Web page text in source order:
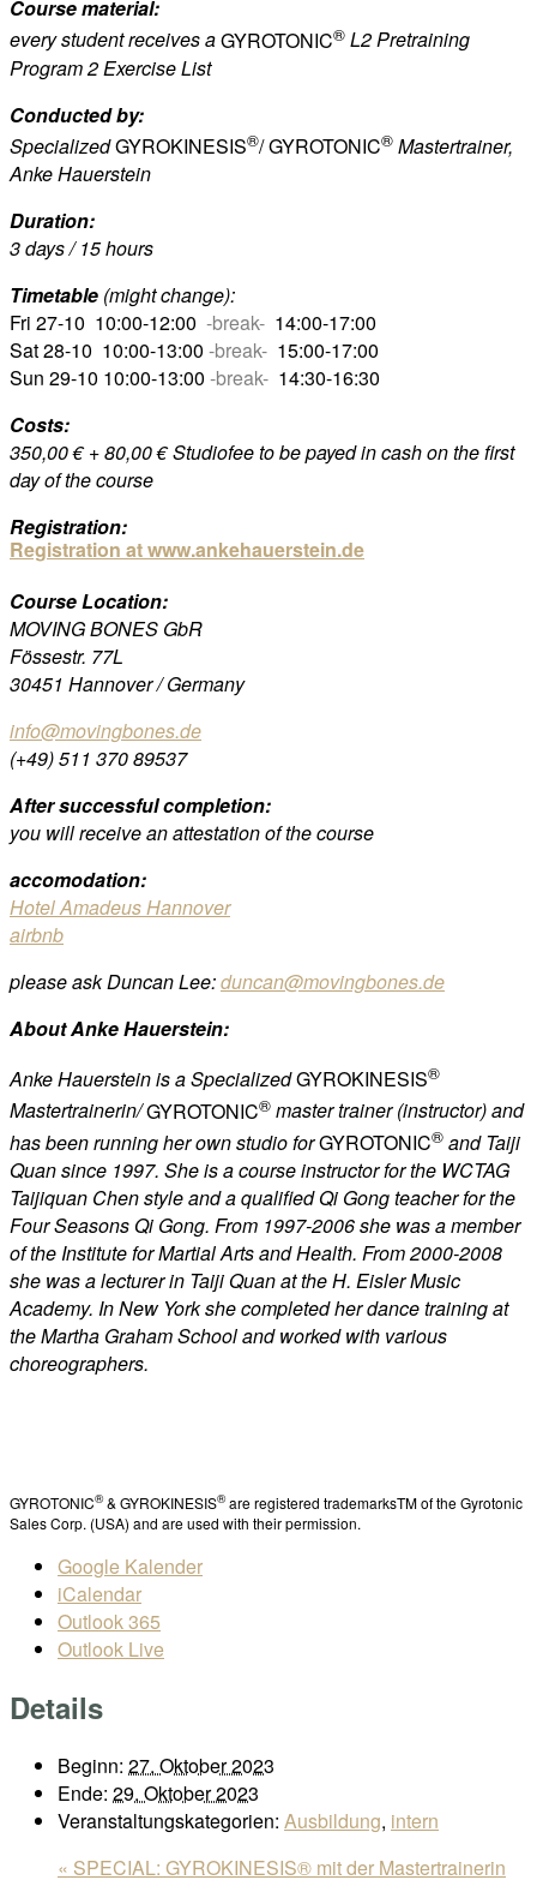
Course material:
every student receives aGYROTONIC® L2 Pretraining
Program 2 Exercise List
Conducted by:
SpecializedGYROKINESIS®/GYROTONIC® Mastertrainer,
Anke Hauerstein
Duration:
3 days / 15 hours
Timetable (might change):
Fri 27-10 10:00-12:00 -break- 14:00-17:00
Sat 28-10 10:00-13:00 -break- 15:00-17:00
Sun 29-10 10:00-13:00 -break- 14:30-16:30
Costs:
350,00 € + 80,00 € Studiofee to be payed in cash on the first
day of the course
Registration:
Registration at www.ankehauerstein.de
Course Location:
MOVING BONES GbR
Fössestr. 77L
30451 Hannover / Germany
info@movingbones.de
(+49) 511 370 89537
After successful completion:
you will receive an attestation of the course
accomodation:
Hotel Amadeus Hannover
airbnb
please ask Duncan Lee:duncan@movingbones.de
About Anke Hauerstein:
Anke Hauerstein is a SpecializedGYROKINESIS®
Mastertrainerin/GYROTONIC® master trainer (instructor) and
has been running her own studio forGYROTONIC® and Taiji
Quan since 1997. She is a course instructor for the WCTAG
Taijiquan Chen style and a qualified Qi Gong teacher for the
Four Seasons Qi Gong. From 1997-2006 she was a member
of the Institute for Martial Arts and Health. From 2000-2008
she was a lecturer in Taiji Quan at the H. Eisler Music
Academy. In New York she completed her dance training at
the Martha Graham School and worked with various
choreographers.
GYROTONIC®& GYROKINESIS®are registered trademarksTM of the Gyrotonic
Sales Corp. (USA) and are used with their permission.
Google Kalender
iCalendar
Outlook 365
Outlook Live
Details
Beginn: 27. Oktober 2023
Ende: 29. Oktober 2023
Veranstaltungskategorien: Ausbildung, intern
« SPECIAL: GYROKINESIS® mit der Mastertrainerin